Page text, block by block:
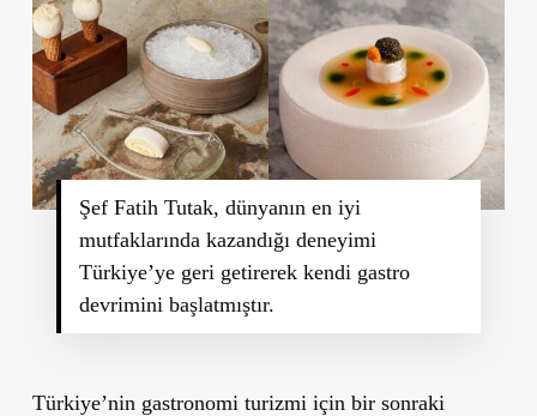
Şef Fatih Tutak, dünyanın en iyi
mutfaklarında kazandığı deneyimi
Türkiye’ye geri getirerek kendi gastro
devrimini başlatmıştır.
Türkiye’nin gastronomi turizmi için bir sonraki